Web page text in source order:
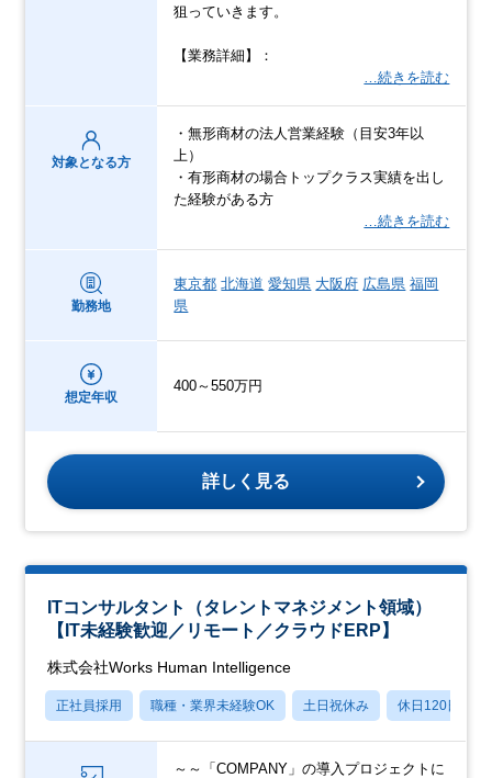
狙っていきます。
【業務詳細】：
…続きを読む
対象となる方
・無形商材の法人営業経験（目安3年以
上）
・有形商材の場合トップクラス実績を出し
た経験がある方
…続きを読む
勤務地
東京都 北海道 愛知県 大阪府 広島県 福岡
県
想定年収
400～550万円
詳しく見る
ITコンサルタント（タレントマネジメント領域）
【IT未経験歓迎／リモート／クラウドERP】
株式会社Works Human Intelligence
正社員採用 職種・業界未経験OK 土日祝休み 休日120日以上
～～「COMPANY」の導入プロジェクトに